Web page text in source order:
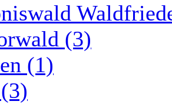
(3)
(1)